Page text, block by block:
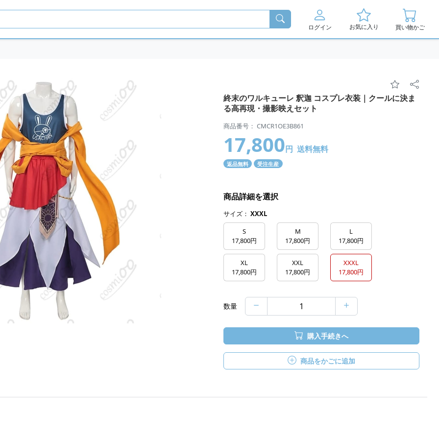
ログイン お気に入り 買い物かご
終末のワルキューレ 釈迦 コスプレ衣装｜クールに決ま
る高再現・撮影映えセット
商品番号： CMCR1OE3B861
17,800円 送料無料
返品無料 受注生産
商品詳細を選択
サイズ： XXXL
S
17,800円
M
17,800円
L
17,800円
XL
17,800円
XXL
17,800円
XXXL
17,800円
数量
購入手続きへ
商品をかごに追加